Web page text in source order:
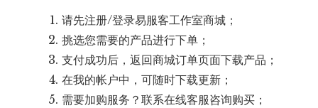
请先注册/登录易服客工作室商城；
挑选您需要的产品进行下单；
支付成功后，返回商城订单页面下载产品；
在我的帐户中，可随时下载更新；
需要加购服务？联系在线客服咨询购买；